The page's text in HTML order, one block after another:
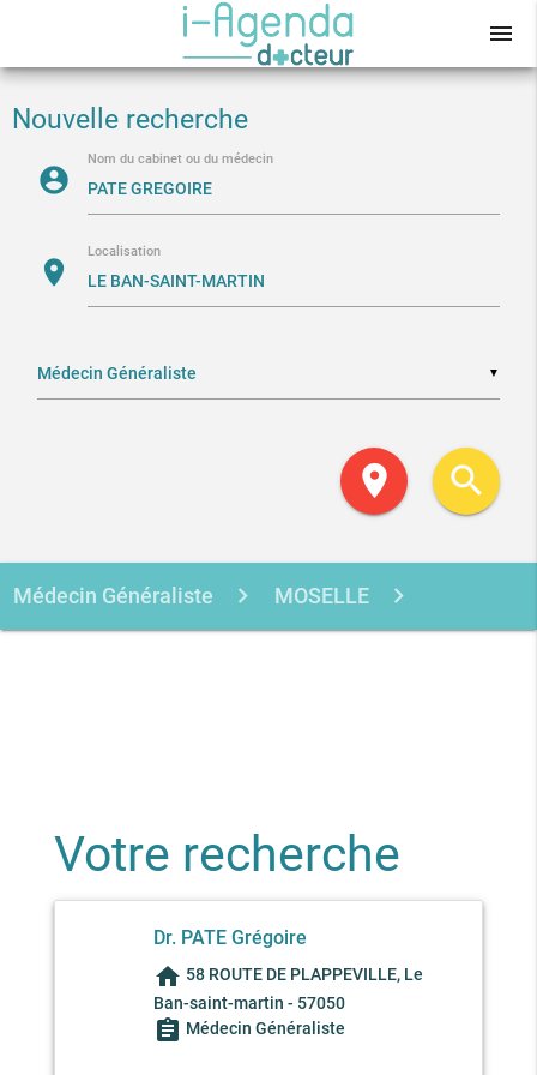
menu
Nouvelle recherche
account_circle
Nom du cabinet ou du médecin
location_on
Localisation
▼
location_on search
Médecin Généraliste MOSELLE
Votre recherche
Dr. PATE Grégoire
home 58 ROUTE DE PLAPPEVILLE, Le
Ban-saint-martin - 57050
assignment Médecin Généraliste